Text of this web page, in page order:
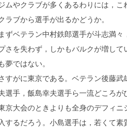
ムやクラブが多くあるわりには，こ
ラブから選手が出るかどうか。
ベテラン中村鉄郎選手が斗志満々
さを失わず，しかもバルクが増し
夢ではない。
すがに東京である。ベテラン後藤武
選手，飯島幸夫選手ら一流どころが
京大会のときよりも全身のデフィニ
するだろう。小島選手は，若くて